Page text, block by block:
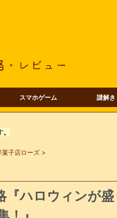
スマホゲーム 謎解き
菓子店ローズ >
『ハロウィンが